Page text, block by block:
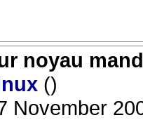
noyau
()
November